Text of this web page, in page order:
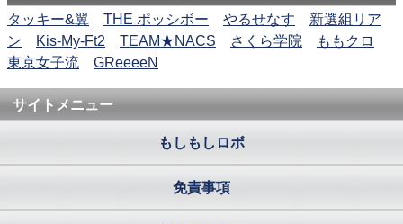
タッキー&翼
THE ポッシボー やるせなす
新選組リア
ン
Kis-My-Ft2 TEAM★NACS さくら学院
ももクロ
東京女子流
GReeeeN
サイトメニュー
もしもしロボ
免責事項